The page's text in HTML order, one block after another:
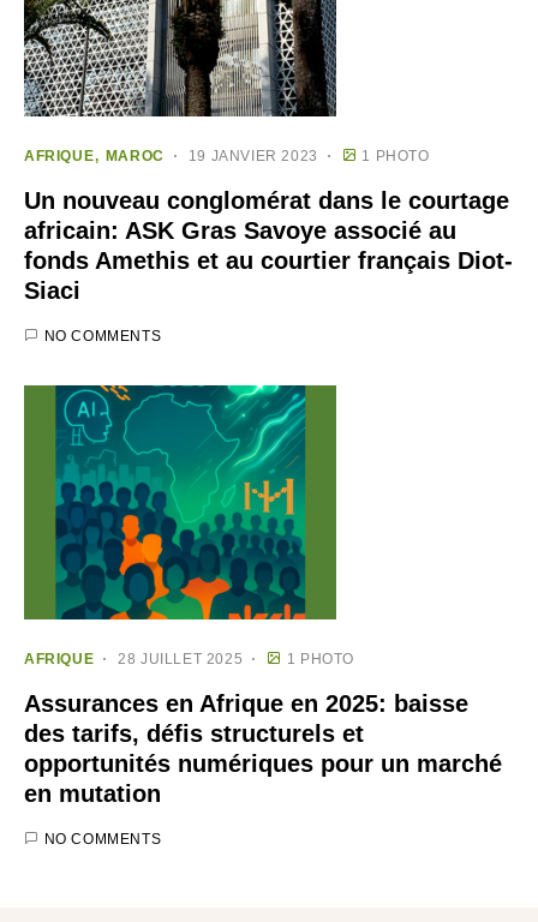
AFRIQUE MAROC 19 JANVIER 2023 1 PHOTO
Un nouveau conglomérat dans le courtage
africain: ASK Gras Savoye associé au
fonds Amethis et au courtier français Diot-
Siaci
NO COMMENTS
AFRIQUE 28 JUILLET 2025 1 PHOTO
Assurances en Afrique en 2025: baisse
des tarifs, défis structurels et
opportunités numériques pour un marché
en mutation
NO COMMENTS